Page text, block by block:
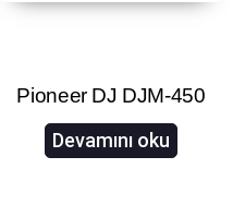
Pioneer DJ DJM-450
Devamını oku